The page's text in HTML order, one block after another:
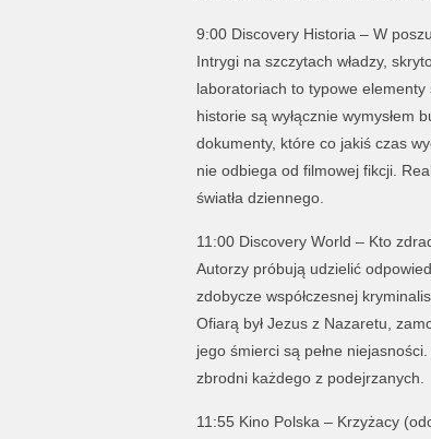
9:00 Discovery Historia – W
Intrygi na szczytach władzy,
laboratoriach to typowe
historie są wyłącznie wymysłem
dokumenty, które co jakiś czas
nie odbiega od filmowej fikcji.
światła dziennego.
11:00 Discovery World – Kto
Autorzy próbują udzielić
zdobycze współczesnej
Ofiarą był Jezus z Nazaretu,
jego śmierci są pełne
zbrodni każdego z podejrzanych.
11:55 Kino Polska – Krzyżacy